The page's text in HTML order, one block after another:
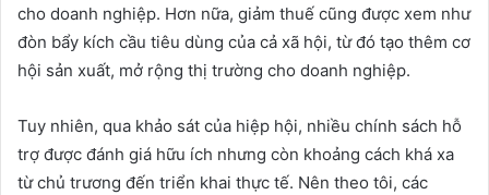
cho doanh nghiệp. Hơn nữa, giảm thuế cũng được xem như
đòn bẩy kích cầu tiêu dùng của cả xã hội, từ đó tạo thêm cơ
hội sản xuất, mở rộng thị trường cho doanh nghiệp.
Tuy nhiên, qua khảo sát của hiệp hội, nhiều chính sách hỗ
trợ được đánh giá hữu ích nhưng còn khoảng cách khá xa
từ chủ trương đến triển khai thực tế. Nên theo tôi, các